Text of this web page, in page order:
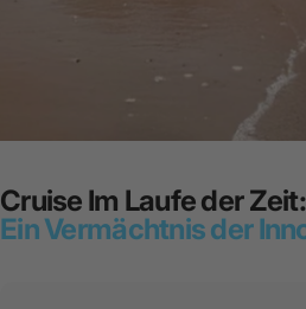
Cruise Im Laufe der Zeit:
Ein Vermächtnis der